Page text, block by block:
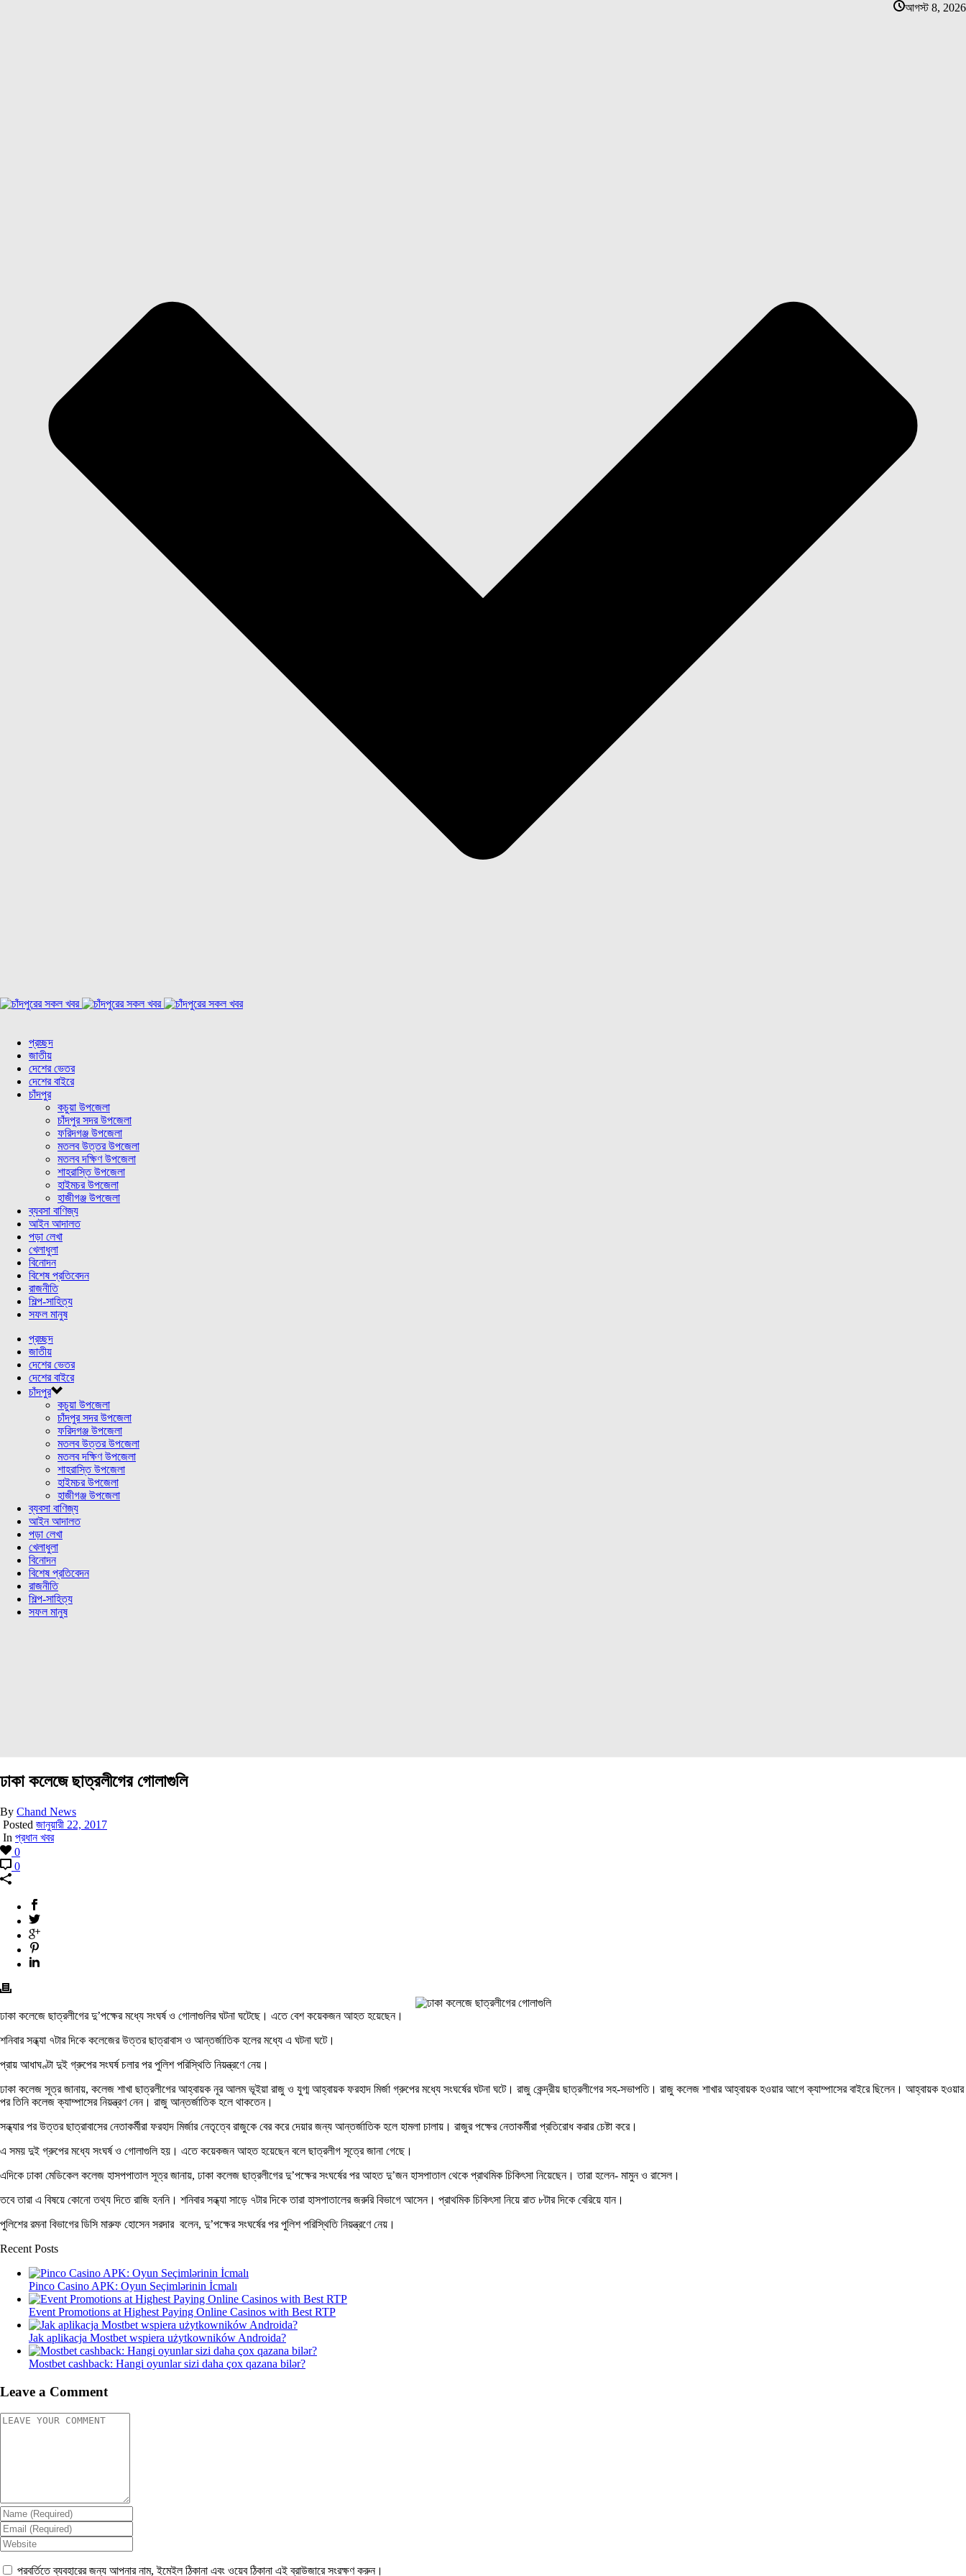
আগস্ট 8, 2026
প্রচ্ছদ
জাতীয়
দেশের ভেতর
দেশের বাইরে
চাঁদপুর
কচুয়া উপজেলা
চাঁদপুর সদর উপজেলা
ফরিদগঞ্জ উপজেলা
মতলব উত্তর উপজেলা
মতলব দক্ষিণ উপজেলা
শাহরাস্তি উপজেলা
হাইমচর উপজেলা
হাজীগঞ্জ উপজেলা
ব্যবসা বাণিজ্য
আইন আদালত
পড়া লেখা
খেলাধুলা
বিনোদন
বিশেষ প্রতিবেদন
রাজনীতি
শিল্প-সাহিত্য
সফল মানুষ
প্রচ্ছদ
জাতীয়
দেশের ভেতর
দেশের বাইরে
চাঁদপুর
কচুয়া উপজেলা
চাঁদপুর সদর উপজেলা
ফরিদগঞ্জ উপজেলা
মতলব উত্তর উপজেলা
মতলব দক্ষিণ উপজেলা
শাহরাস্তি উপজেলা
হাইমচর উপজেলা
হাজীগঞ্জ উপজেলা
ব্যবসা বাণিজ্য
আইন আদালত
পড়া লেখা
খেলাধুলা
বিনোদন
বিশেষ প্রতিবেদন
রাজনীতি
শিল্প-সাহিত্য
সফল মানুষ
ঢাকা কলেজে ছাত্রলীগের গোলাগুলি
By Chand News
Posted জানুয়ারী 22, 2017
In প্রধান খবর
0
0
ঢাকা কলেজে ছাত্রলীগের দু’পক্ষের মধ্যে সংঘর্ষ ও গোলাগুলির ঘটনা ঘটেছে। এতে বেশ কয়েকজন আহত হয়েছেন।
শনিবার সন্ধ্যা ৭টার দিকে কলেজের উত্তর ছাত্রাবাস ও আন্তর্জাতিক হলের মধ্যে এ ঘটনা ঘটে।
প্রায় আধাঘণ্টা দুই গ্রুপের সংঘর্ষ চলার পর পুলিশ পরিস্থিতি নিয়ন্ত্রণে নেয়।
ঢাকা কলেজ সূত্র জানায়, কলেজ শাখা ছাত্রলীগের আহ্বায়ক নূর আলম ভূইয়া রাজু ও যুগ্ম আহ্বায়ক ফরহাদ মির্জা গ্রুপের মধ্যে সংঘর্ষের ঘটনা ঘটে। রাজু কেন্দ্রীয় ছাত্রলীগের সহ-সভাপতি। রাজু কলেজ শাখার আহ্বায়ক হওয়ার আগে ক্যাম্পাসের বাইরে ছিলেন। আহ্বায়ক হওয়ার
পর তিনি কলেজ ক্যাম্পাসের নিয়ন্ত্রণ নেন। রাজু আন্তর্জাতিক হলে থাকতেন।
সন্ধ্যার পর উত্তর ছাত্রাবাসের নেতাকর্মীরা ফরহাদ মির্জার নেতৃত্বে রাজুকে বের করে দেয়ার জন্য আন্তর্জাতিক হলে হামলা চালায়। রাজুর পক্ষের নেতাকর্মীরা প্রতিরোধ করার চেষ্টা করে।
এ সময় দুই গ্রুপের মধ্যে সংঘর্ষ ও গোলাগুলি হয়। এতে কয়েকজন আহত হয়েছেন বলে ছাত্রলীগ সূত্রে জানা গেছে।
এদিকে ঢাকা মেডিকেল কলেজ হাসপপাতাল সূত্র জানায়, ঢাকা কলেজ ছাত্রলীগের দু’পক্ষের সংঘর্ষের পর আহত দু’জন হাসপাতাল থেকে প্রাথমিক চিকিৎসা নিয়েছেন। তারা হলেন- মামুন ও রাসেল।
তবে তারা এ বিষয়ে কোনো তথ্য দিতে রাজি হননি। শনিবার সন্ধ্যা সাড়ে ৭টার দিকে তারা হাসপাতালের জরুরি বিভাগে আসেন। প্রাথমিক চিকিৎসা নিয়ে রাত ৮টার দিকে বেরিয়ে যান।
পুলিশের রমনা বিভাগের ডিসি মারুফ হোসেন সরদার বলেন, দু’পক্ষের সংঘর্ষের পর পুলিশ পরিস্থিতি নিয়ন্ত্রণে নেয়।
Recent Posts
Pinco Casino APK: Oyun Seçimlərinin İcmalı
Event Promotions at Highest Paying Online Casinos with Best RTP
Jak aplikacja Mostbet wspiera użytkowników Androida?
Mostbet cashback: Hangi oyunlar sizi daha çox qazana bilər?
Leave a Comment
পরবর্তিতে ব্যবহারের জন্য আপনার নাম, ইমেইল ঠিকানা এবং ওয়েব ঠিকানা এই ব্রাউজারে সংরক্ষণ করুন।